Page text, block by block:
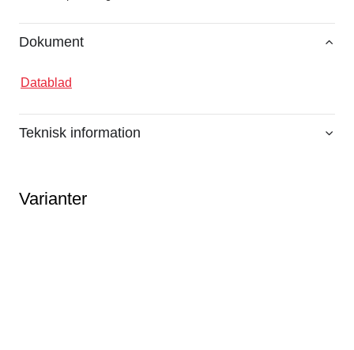
Dokument
Datablad
Teknisk information
Varianter